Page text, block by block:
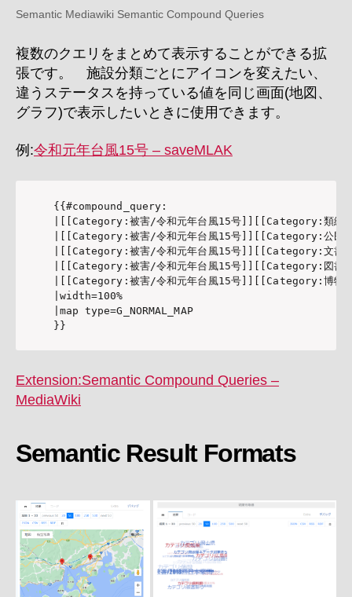
Semantic Mediawiki Semantic Compound Queries
複数のクエリをまとめて表示することができる拡
張です。 施設分類ごとにアイコンを変えたい、
違うステータスを持っている値を同じ画面(地図、
グラフ)で表示したいときに使用できます。
例:令和元年台風15号 – saveMLAK
{{#compound_query:
|[[Category:被害/令和元年台風15号]][[Category:
|[[Category:被害/令和元年台風15号]][[Category:
|[[Category:被害/令和元年台風15号]][[Category:
|[[Category:被害/令和元年台風15号]][[Category:
|[[Category:被害/令和元年台風15号]][[Category:博
|width=100%
|map type=G_NORMAL_MAP
}}
Extension:Semantic Compound Queries –
MediaWiki
Semantic Result Formats